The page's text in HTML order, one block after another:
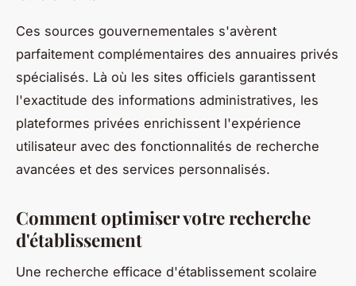
Ces sources gouvernementales s'avèrent
parfaitement complémentaires des annuaires privés
spécialisés. Là où les sites officiels garantissent
l'exactitude des informations administratives, les
plateformes privées enrichissent l'expérience
utilisateur avec des fonctionnalités de recherche
avancées et des services personnalisés.
Comment optimiser votre recherche
d'établissement
Une recherche efficace d'établissement scolaire